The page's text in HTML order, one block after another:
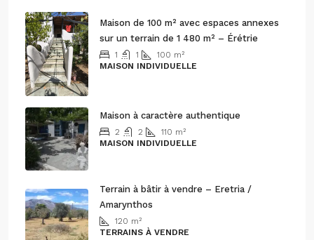
Maison de 100 m² avec espaces annexes
sur un terrain de 1 480 m² – Érétrie
1 1 100 m²
MAISON INDIVIDUELLE
Maison à caractère authentique
2 2 110 m²
MAISON INDIVIDUELLE
Terrain à bâtir à vendre – Eretria /
Amarynthos
120 m²
TERRAINS À VENDRE